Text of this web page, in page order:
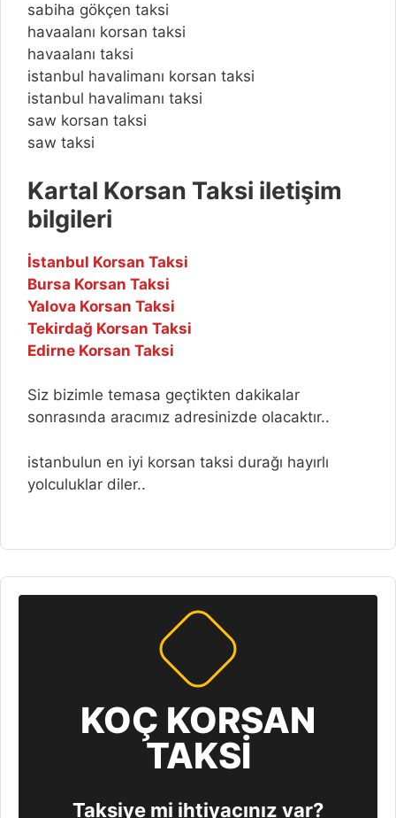
sabiha gökçen taksi
havaalanı korsan taksi
havaalanı taksi
istanbul havalimanı korsan taksi
istanbul havalimanı taksi
saw korsan taksi
saw taksi
Kartal Korsan Taksi iletişim
bilgileri
İstanbul Korsan Taksi
Bursa Korsan Taksi
Yalova Korsan Taksi
Tekirdağ Korsan Taksi
Edirne Korsan Taksi
Siz bizimle temasa geçtikten dakikalar
sonrasında aracımız adresinizde olacaktır..
istanbulun en iyi korsan taksi durağı hayırlı
yolculuklar diler..
KOÇ KORSAN
TAKSİ
Taksiye mi ihtiyacınız var?